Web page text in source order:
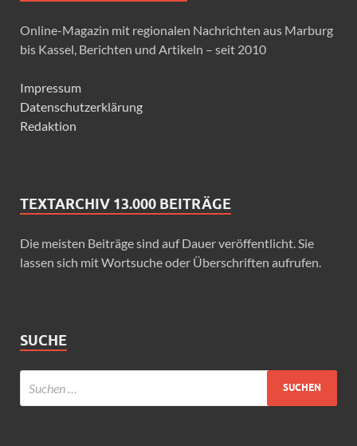
Online-Magazin mit regionalen Nachrichten aus Marburg
bis Kassel, Berichten und Artikeln – seit 2010
Impressum
Datenschutzerklärung
Redaktion
TEXTARCHIV 13.000 BEITRÄGE
Die meisten Beiträge sind auf Dauer veröffentlicht. Sie
lassen sich mit Wortsuche oder Überschriften aufrufen.
SUCHE